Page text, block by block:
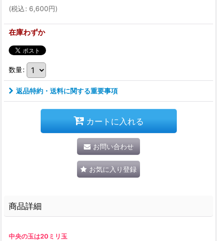
(税込: 6,600円)
在庫わずか
数量:
返品特約・送料に関する重要事項
カートに入れる
お問い合わせ
お気に入り登録
商品詳細
中央の玉は20ミリ玉